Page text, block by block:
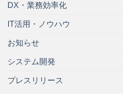
DX・業務効率化
IT活用・ノウハウ
お知らせ
システム開発
プレスリリース